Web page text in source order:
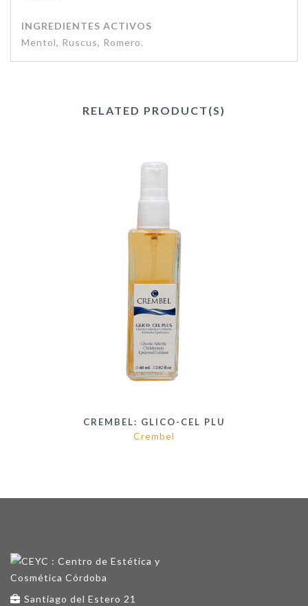
INGREDIENTES ACTIVOS
Mentol, Ruscus, Romero.
RELATED PRODUCT(S)
CREMBEL: GLICO-CEL PLU
Crembel
Santiago del Estero 21